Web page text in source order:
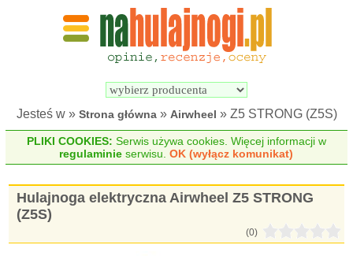
Wyszukiwarka
elektrycznych
Jesteś w » Strona główna» Airwheel » Z5 STRONG (Z5S)
PLIKI COOKIES: Serwis używa cookies. Więcej informacji w
regulaminie serwisu.OK (wyłącz komunikat)
Hulajnoga elektryczna Airwheel Z5 STRONG
(Z5S)
(0)